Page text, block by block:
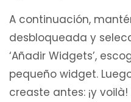
A continuación,
desbloqueada y
‘Añadir Widgets’,
pequeño widget.
creaste antes: ¡y